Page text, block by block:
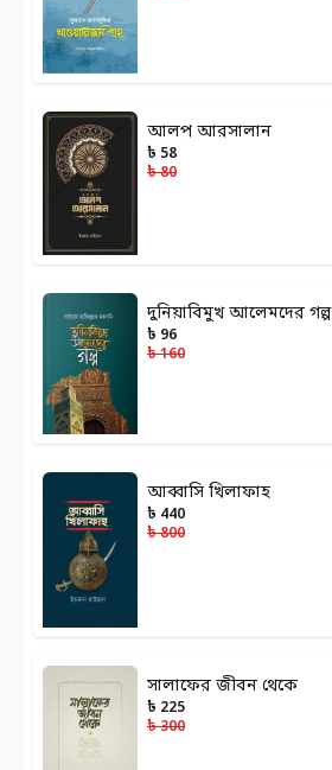
আলপ আরসালান
৳ 58
৳ 80
দুনিয়াবিমুখ আলেমদের গল্প
৳ 96
৳ 160
আব্বাসি খিলাফাহ
৳ 440
৳ 800
সালাফের জীবন থেকে
৳ 225
৳ 300